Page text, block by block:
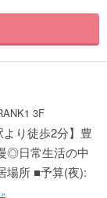
3F
り徒歩2分】豊
◎日常生活の中
場所 ■予算(夜):